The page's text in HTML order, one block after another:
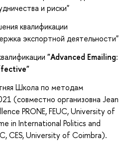
и риски"
квалификации
экспортной деятельности"
"Advanced Emailing:
Школа по методам
(совместно организовна Jean
PRONE, FEUC, University of
in International Politics and
CES, University of Coimbra).